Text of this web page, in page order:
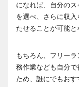
になれば、自分の
を選べ、さらに収
たせることが可能と
もちろん、フリー
務作業なども自分
ため、誰にでもおす